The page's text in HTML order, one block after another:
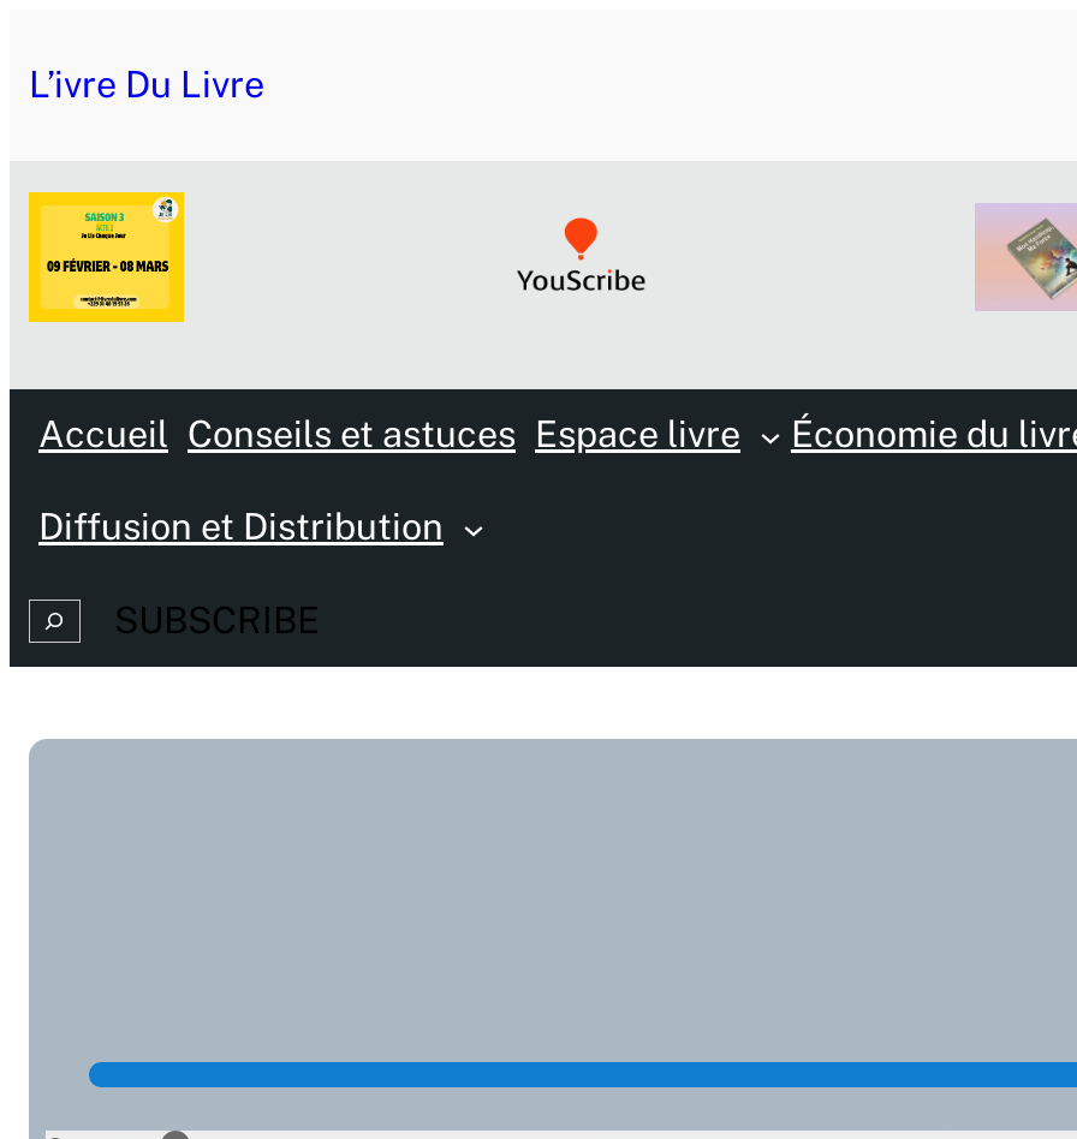
L’ivre Du Livre
Accueil Conseils et astuces Espace livre Économie du
Diffusion et Distribution
SearchSUBSCRIBE